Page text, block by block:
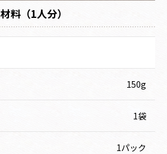
材料（1人分）
150g
1袋
1パック